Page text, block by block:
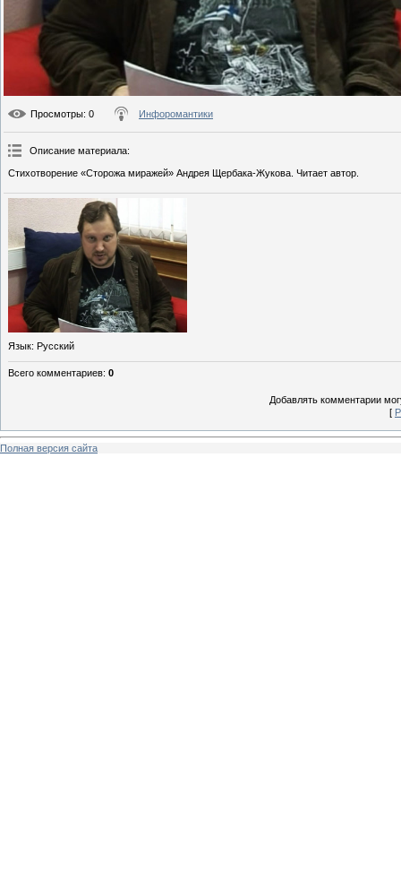
Просмотры: 0 Инфоромантики
Описание материала:
Стихотворение «Сторожа миражей» Андрея Щербака-Жукова. Читает автор.
Язык: Русский
Всего комментариев: 0
Добавлять комментарии
[
Полная версия сайта